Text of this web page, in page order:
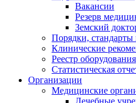
Вакансии
Резерв
Земский
Порядки,
Клинические
Реестр оборудования
Статистическая
Организации
Медицинские
Лечебные